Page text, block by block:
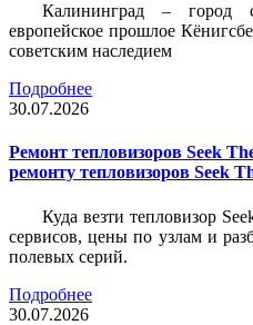
Калининград – город
европейское прошлое
советским наследием
Подробнее
30.07.2026
Ремонт тепловизоров Seek
ремонту тепловизоров Seek
Куда везти тепловизор
сервисов, цены по узлам и
полевых серий.
Подробнее
30.07.2026